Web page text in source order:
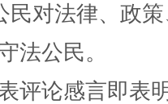
民对法律、政
法公民。
评论感言即表